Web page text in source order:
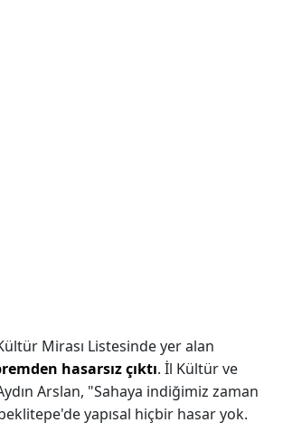
Mirası Listesinde yer alan
hasarsız çıktı. İl Kültür ve
Arslan, "Sahaya indiğimiz zaman
yapısal hiçbir hasar yok.